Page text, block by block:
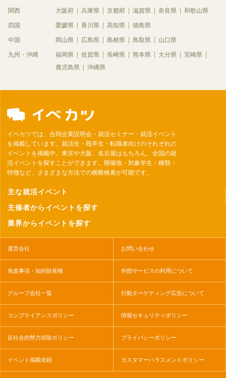
関西 大阪府 兵庫県 京都府 滋賀県 奈良県 和歌山県
四国 愛媛県 香川県 高知県 徳島県
中国 岡山県 広島県 島根県 鳥取県 山口県
九州・沖縄 福岡県 佐賀県 長崎県 熊本県 大分県
宮崎県
鹿児島県
沖縄県
イベカツでは、合同企業説明会・就活セミナー・就活イベント
を掲載しています。就活生・既卒生・転職者向けのそれぞれの
イベントを掲載中。東京や大阪、名古屋はもちろん、全国の就
活イベントを探すことができます。開催地・対象学生・種類・
特徴など、さまざまな方法での横断検索が可能です。
主な就活イベント
主催者からイベントを探す
業界からイベントを探す
運営会社 お問い合わせ
免責事項・知的財産権 外部サービスの利用について
グループ会社一覧 行動ターゲティング広告について
コンプライアンスポリシー 情報セキュリティポリシー
反社会的勢力排除ポリシー プライバシーポリシー
イベント掲載依頼 カスタマーハラスメントポリシー